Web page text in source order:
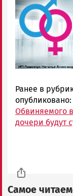
Ранее в
опубликовано:
Обвиняемого
дочери будут
Самое